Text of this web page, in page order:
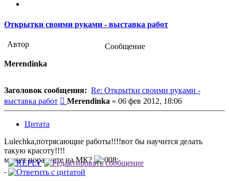
Открытки своими руками - выставка работ
Автор
Сообщение
Merendinka
Заголовок сообщения: Re: Открытки своими руками -
выставка работ
Сообщение
Merendinka » 06 фев 2012, 18:06
Цитата
Lulechka,потрясающие работы!!!!вот бы научится делать
такую красоту!!!!
может порадуете на МК?